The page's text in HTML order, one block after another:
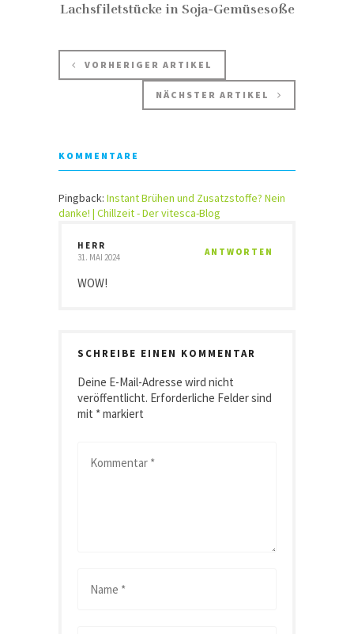
Lachsfiletstücke in Soja-Gemüsesoße
VORHERIGER ARTIKEL
NÄCHSTER ARTIKEL
KOMMENTARE
Pingback: Instant Brühen und Zusatzstoffe? Nein
danke! | Chillzeit - Der vitesca-Blog
HERR
31. MAI 2024
ANTWORTEN
WOW!
SCHREIBE EINEN KOMMENTAR
Deine E-Mail-Adresse wird nicht
veröffentlicht. Erforderliche Felder sind
mit *markiert